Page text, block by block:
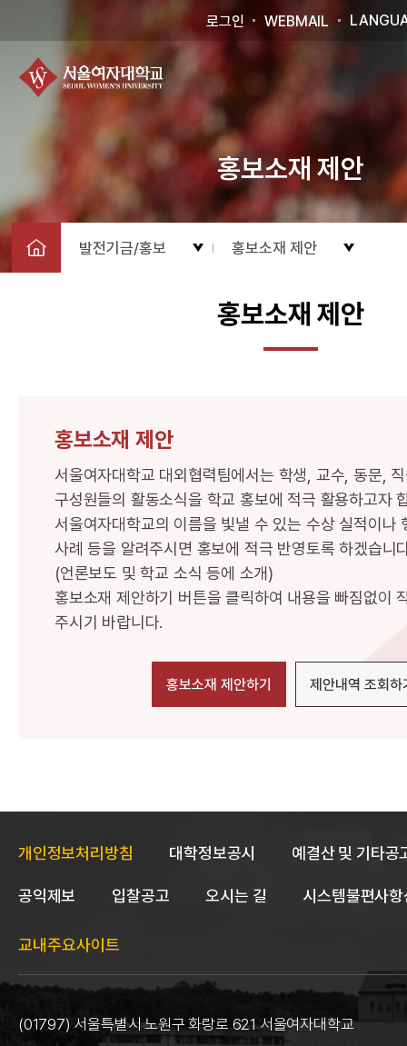
홍보소재 제안
로그인 WEBMAIL
발전기금/홍보 홍보소재 제안
홍보소재 제안
홍보소재 제안
서울여자대학교 대외협력팀에서는 학생, 교수, 동문,
구성원들의 활동소식을 학교 홍보에 적극 활용하고자
서울여자대학교의 이름을 빛낼 수 있는 수상 실적이나
사례 등을 알려주시면 홍보에 적극 반영토록 하겠습니
(언론보도 및 학교 소식 등에 소개)
홍보소재 제안하기 버튼을 클릭하여 내용을 빠짐없이
주시기 바랍니다.
개인정보처리방침 대학정보공시 예결산 및 기타공
공익제보 입찰공고 오시는 길 시스템불편사
교내주요사이트
(01797) 서울특별시 노원구 화랑로 621 서울여자대학교